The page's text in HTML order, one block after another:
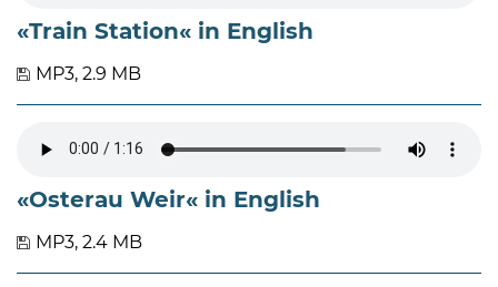
«Train Station« in English
MP3, 2.9 MB
«Osterau Weir« in English
MP3, 2.4 MB